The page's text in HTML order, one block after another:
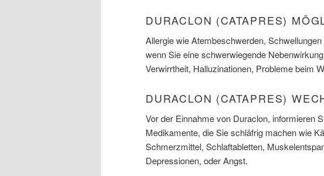
DURACLON (CATAPRES)
Allergie wie Atembeschwerden,
wenn Sie eine schwerwiegende
Verwirrtheit, Halluzinationen, Probleme beim
DURACLON (CATAPRES)
Vor der Einnahme von Duraclon, informieren
Medikamente, die Sie schläfrig machen wie
Schmerzmittel, Schlaftabletten,
Depressionen, oder Angst.